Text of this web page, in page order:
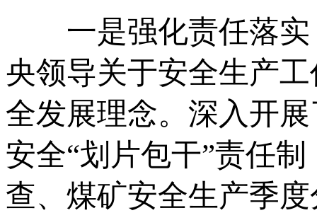
一是强化责任落实
央领导关于安全生产
全发展理念。深入开
安全“划片包干”责任
查、煤矿安全生产季